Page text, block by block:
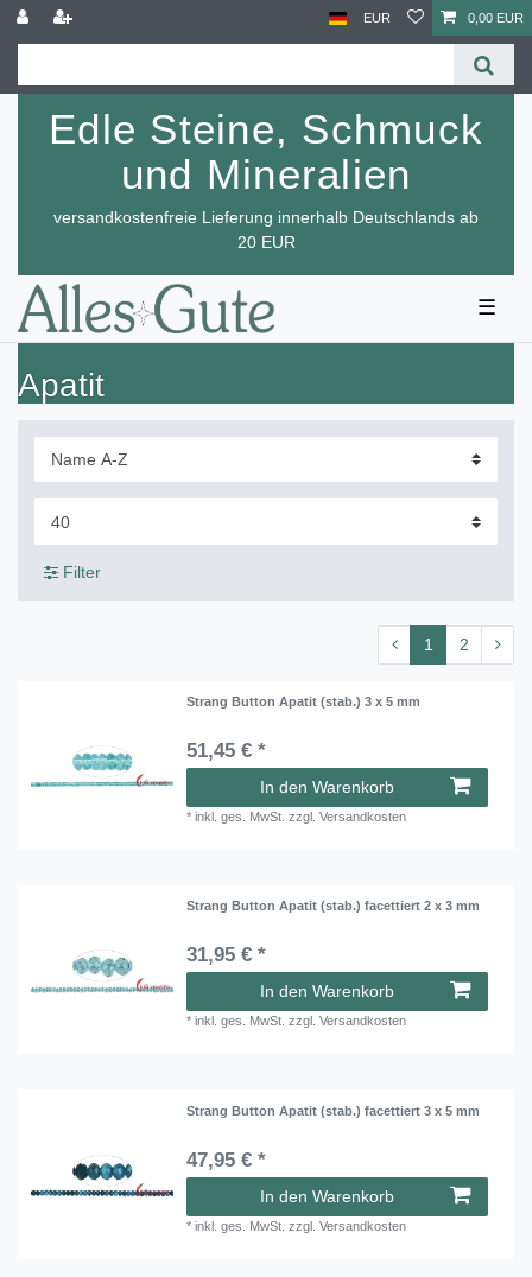
EUR 0,00 EUR
Edle Steine, Schmuck
und Mineralien
versandkostenfreie Lieferung innerhalb Deutschlands ab
20 EUR
☰
Apatit
Filter
1 2
Strang Button Apatit (stab.) 3 x 5 mm
51,45 € *
In den Warenkorb
*inkl. ges. MwSt. zzgl.Versandkosten
Strang Button Apatit (stab.) facettiert 2 x 3 mm
31,95 € *
In den Warenkorb
*inkl. ges. MwSt. zzgl.Versandkosten
Strang Button Apatit (stab.) facettiert 3 x 5 mm
47,95 € *
In den Warenkorb
*inkl. ges. MwSt. zzgl.Versandkosten